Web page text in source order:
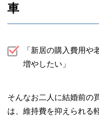
車
「新居の購入費用や
増やしたい」
そんなお二人に結婚前の
は、維持費を抑えられる